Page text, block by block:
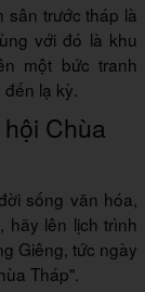
sân trước tháp là
với đó là khu
một bức tranh
lạ kỳ.
Chùa
sống văn hóa,
hãy lên lịch trình
Giêng, tức ngày
Tháp".